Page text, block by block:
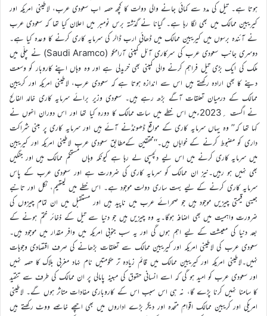
ہوتا ہے۔ تیل کی مدد سے کمائی جانے والی دولت کا کچھ حصہ اب سعودی عرب، لاطینی امریکہ اور
کیریبین ممالک میں بھی لگا رہا ہے۔ گیانا نے گذشتہ برس نومبر میں اعلان کیا تھا کہ سعودی عرب
نے آئندہ برسوں میں کیریبین ممالک میں ڈھائی ارب ڈالر کی سرمایہ کاری کرنے کا وعدہ کیا ہے۔
دوسری جانب سعودی عرب کی سرکاری آئل کمپنی آرامکو (Saudi Aramco) نے چلّی میں
ملک کی ایک بڑی تیل فراہم کرنے والی کمپنی بھی خریدلی ہے اور وہ وہاں اپنے کاروبار کو وسعت
دینے کا بھی ارادہ رکھتے ہیں اس سے اندازہ ہوتا ہے کہ سعودی عرب، لاطینی امریکہ اور کریبین
ممالک کے درمیان تعلقات آگے بڑھ رہے ہیں۔ سعودی وزیر برائے سرمایہ کاری خالد الفالح
نے اگست ؍2023ءمیں اس خطے میں سات ممالک کا دورہ کیا تھا اور اس دوران انہوں نے
کہا تھا کہ’’ وہ یہاں سرمایہ کاری کے مواقع ڈھونڈنے آئے ہیں اور سرمایہ کاری پر مبنی شراکت
داری کو مضبوط کرنے کے خواہاں ہیں۔‘‘محققین کےمطابق سعودی عرب لاطینی امریکہ اور کیریبین
میں سرمایہ کاری کرنے میں اس لیے دلچسپی لے رہا ہے کیونکہ وہاں مستحکم ممالک ہیں اور جنگیں
بھی نہیں ہو رہیں۔نیز ان ممالک کو سرمایہ کاری کی ضرورت ہے اور سعودی عرب کے پاس
سرمایہ کاری کرنے کے لیے بہت ساری دولت موجود ہے۔ اس خطے میں لیتھیم، نکل اور تانبے
جیسی قیمتی چیزیں موجود ہیں جو صحرائے عرب میں ناپید ہیں اور مستقبل میں ان تمام چیزوں کی
ضرورت واہمیت میں بھی اضافہ ہوگا۔یہ وہ چیزیں ہیں جو دنیا سے تیل کے ذخائر ختم ہونے کے
بعد دنیا کی معیشت کے لیے اہم ہوں گی اور یہ سب جنوبی امریکہ میں وافر مقدار میں موجود ہیں۔
سعودی عرب کی لاطینی امریکہ اور کیریبین ممالک سے تعلقات بڑھانے کی صرف اقتصادی وجوہات
نہیں۔لاطینی امریکہ اور کیریبین ممالک میں قائم زیادہ تر حکومتیں نام نہاد مغربی بلاک کا حصہ نہیں
اور سعودی عرب کو امید ہو گی کہ اسے انسانی حقوق کی مبینہ پامالی پر ان ممالک کی طرف سے تنقید
کا سامنا نہیں کرنا پڑے گا، نہ ہی اس سبب اس کے کاروباری مفادات متاثر ہوں گے۔ لاطینی
امریکی اور کریبین ممالک اقوامِ متحدہ اور دیگر بڑے اداروں میں بھی اچھے خاصے ووٹ رکھتے ہیں